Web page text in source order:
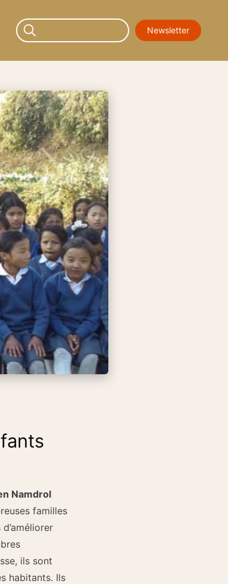
Newsletter
Namdrol
familles
ils sont
habitants. Ils